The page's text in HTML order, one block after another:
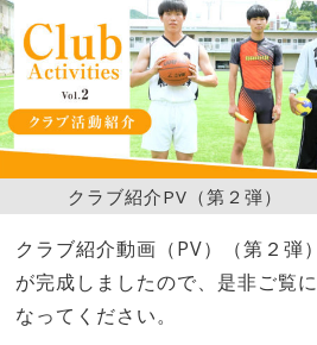
クラブ紹介PV（第２弾）
クラブ紹介動画（PV）（第２弾）
が完成しましたので、是非ご覧に
なってください。